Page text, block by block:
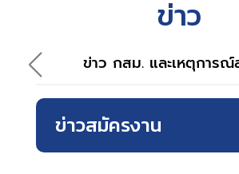
ข่าว
ข่าว กสม. และเหตุการ
ข่าวสมัครงาน